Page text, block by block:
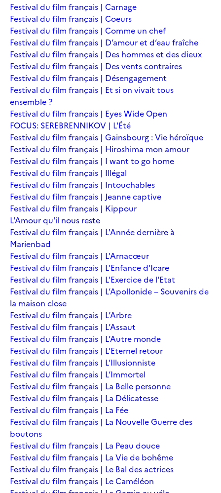
Festival du film français | Carnage
Festival du film français | Coeurs
Festival du film français | Comme un chef
Festival du film français | D’amour et d’eau fraîche
Festival du film français | Des hommes et des dieux
Festival du film français | Des vents contraires
Festival du film français | Désengagement
Festival du film français | Et si on vivait tous
ensemble ?
Festival du film français | Eyes Wide Open
FOCUS: SEREBRENNIKOV | L'Été
Festival du film français | Gainsbourg : Vie héroïque
Festival du film français | Hiroshima mon amour
Festival du film français | I want to go home
Festival du film français | Illégal
Festival du film français | Intouchables
Festival du film français | Jeanne captive
Festival du film français | Kippour
L'Amour qu'il nous reste
Festival du film français | L'Année dernière à
Marienbad
Festival du film français | L'Arnacœur
Festival du film français | L'Enfance d'Icare
Festival du film français | L'Exercice de l'Etat
Festival du film français | L’Apollonide – Souvenirs de
la maison close
Festival du film français | L’Arbre
Festival du film français | L’Assaut
Festival du film français | L’Autre monde
Festival du film français | L’Eternel retour
Festival du film français | L’Illusionniste
Festival du film français | L’Immortel
Festival du film français | La Belle personne
Festival du film français | La Délicatesse
Festival du film français | La Fée
Festival du film français | La Nouvelle Guerre des
boutons
Festival du film français | La Peau douce
Festival du film français | La Vie de bohême
Festival du film français | Le Bal des actrices
Festival du film français | Le Caméléon